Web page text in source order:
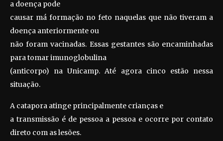
a doença pode
causar má formação no feto naquelas que não tiveram a
doença anteriormente ou
não foram vacinadas. Essas gestantes são encaminhadas
para tomar imunoglobulina
(anticorpo) na Unicamp. Até agora cinco estão nessa
situação.
A catapora atinge principalmente crianças e
a transmissão é de pessoa a pessoa e ocorre por contato
direto com as lesões.